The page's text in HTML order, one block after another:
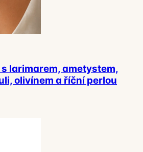
larimarem, ametystem,
olivínem a říční perlou